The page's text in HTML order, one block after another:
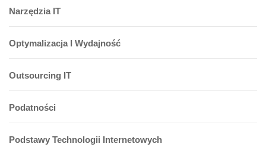
Narzędzia IT
Optymalizacja I Wydajność
Outsourcing IT
Podatności
Podstawy Technologii Internetowych